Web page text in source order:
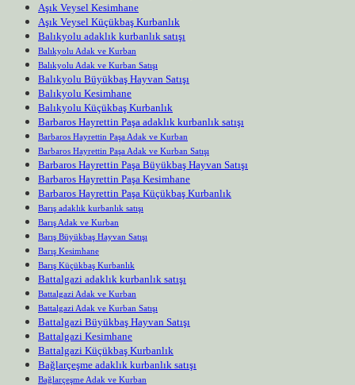
Aşık Veysel Kesimhane
Aşık Veysel Küçükbaş Kurbanlık
Balıkyolu adaklık kurbanlık satışı
Balıkyolu Adak ve Kurban
Balıkyolu Adak ve Kurban Satışı
Balıkyolu Büyükbaş Hayvan Satışı
Balıkyolu Kesimhane
Balıkyolu Küçükbaş Kurbanlık
Barbaros Hayrettin Paşa adaklık kurbanlık satışı
Barbaros Hayrettin Paşa Adak ve Kurban
Barbaros Hayrettin Paşa Adak ve Kurban Satışı
Barbaros Hayrettin Paşa Büyükbaş Hayvan Satışı
Barbaros Hayrettin Paşa Kesimhane
Barbaros Hayrettin Paşa Küçükbaş Kurbanlık
Barış adaklık kurbanlık satışı
Barış Adak ve Kurban
Barış Büyükbaş Hayvan Satışı
Barış Kesimhane
Barış Küçükbaş Kurbanlık
Battalgazi adaklık kurbanlık satışı
Battalgazi Adak ve Kurban
Battalgazi Adak ve Kurban Satışı
Battalgazi Büyükbaş Hayvan Satışı
Battalgazi Kesimhane
Battalgazi Küçükbaş Kurbanlık
Bağlarçeşme adaklık kurbanlık satışı
Bağlarçeşme Adak ve Kurban